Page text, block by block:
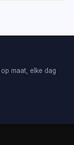
maat, elke dag